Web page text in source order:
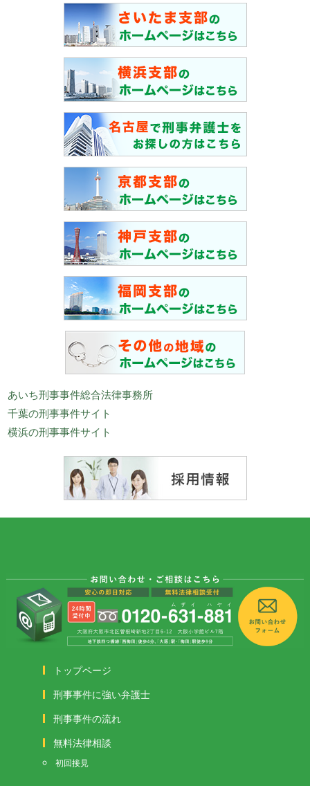
あいち刑事事件総合法律事務所
千葉の刑事事件サイト
横浜の刑事事件サイト
トップページ
刑事事件に強い弁護士
刑事事件の流れ
無料法律相談
初回接見